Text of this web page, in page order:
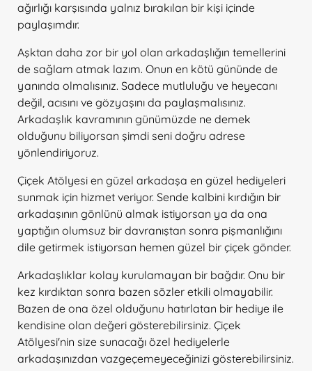
ağırlığı karşısında yalnız bırakılan bir kişi içinde
paylaşımdır.
Aşktan daha zor bir yol olan arkadaşlığın temellerini
de sağlam atmak lazım. Onun en kötü gününde de
yanında olmalısınız. Sadece mutluluğu ve heyecanı
değil, acısını ve gözyaşını da paylaşmalısınız.
Arkadaşlık kavramının günümüzde ne demek
olduğunu biliyorsan şimdi seni doğru adrese
yönlendiriyoruz.
Çiçek Atölyesi en güzel arkadaşa en güzel hediyeleri
sunmak için hizmet veriyor. Sende kalbini kırdığın bir
arkadaşının gönlünü almak istiyorsan ya da ona
yaptığın olumsuz bir davranıştan sonra pişmanlığını
dile getirmek istiyorsan hemen güzel bir çiçek gönder.
Arkadaşlıklar kolay kurulamayan bir bağdır. Onu bir
kez kırdıktan sonra bazen sözler etkili olmayabilir.
Bazen de ona özel olduğunu hatırlatan bir hediye ile
kendisine olan değeri gösterebilirsiniz. Çiçek
Atölyesi'nin size sunacağı özel hediyelerle
arkadaşınızdan vazgeçemeyeceğinizi gösterebilirsiniz.